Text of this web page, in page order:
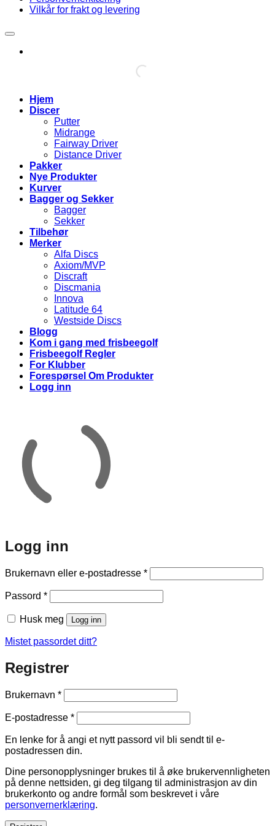
Vilkår for frakt og levering
Hjem
Discer
Putter
Midrange
Fairway Driver
Distance Driver
Pakker
Nye Produkter
Kurver
Bagger og Sekker
Bagger
Sekker
Tilbehør
Merker
Alfa Discs
Axiom/MVP
Discraft
Discmania
Innova
Latitude 64
Westside Discs
Blogg
Kom i gang med frisbeegolf
Frisbeegolf Regler
For Klubber
Forespørsel Om Produkter
Logg inn
Logg inn
Brukernavn eller e-postadresse *Påkrevd
Passord *Påkrevd
Husk meg Logg inn
Mistet passordet ditt?
Registrer
Brukernavn *Påkrevd
E-postadresse *Påkrevd
En lenke for å angi et nytt passord vil bli sendt til e-
postadressen din.
Dine personopplysninger brukes til å øke brukervennligheten
på denne nettsiden, gi deg tilgang til administrasjon av din
brukerkonto og andre formål som beskrevet i våre
personvernerklæring.